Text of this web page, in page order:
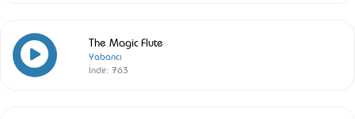
The Magic Flute
Yabancı
İndir: 763